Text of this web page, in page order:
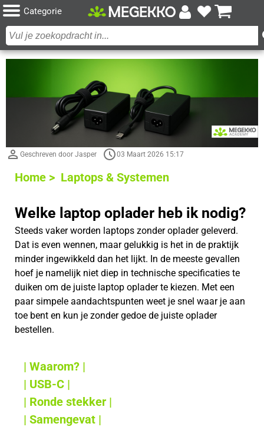
Categorie
Geschreven door Jasper 03 Maart 2026 15:17
Home > Laptops & Systemen
Welke laptop oplader heb ik nodig?
Steeds vaker worden laptops zonder oplader geleverd.
Dat is even wennen, maar gelukkig is het in de praktijk
minder ingewikkeld dan het lijkt. In de meeste gevallen
hoef je namelijk niet diep in technische specificaties te
duiken om de juiste laptop oplader te kiezen. Met een
paar simpele aandachtspunten weet je snel waar je aan
toe bent en kun je zonder gedoe de juiste oplader
bestellen.
| Waarom? |
| USB-C |
| Ronde stekker |
| Samengevat |